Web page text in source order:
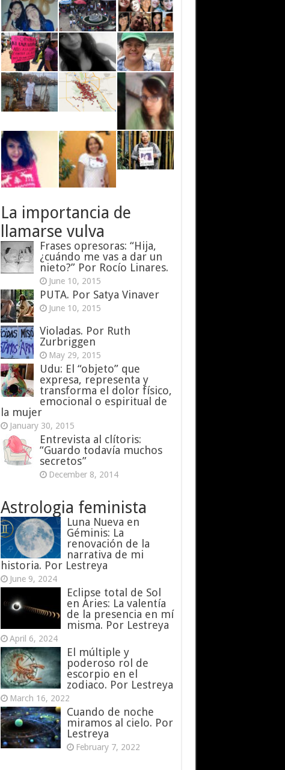
La importancia de
llamarse vulva
Frases opresoras: “Hija,
¿cuándo me vas a dar un
nieto?” Por Rocío Linares.
June 10, 2015
PUTA. Por Satya Vinaver
June 10, 2015
Violadas. Por Ruth
Zurbriggen
May 29, 2015
Udu: El “objeto” que
expresa, representa y
transforma el dolor físico,
emocional o espiritual de
la mujer
January 30, 2015
Entrevista al clítoris:
“Guardo todavía muchos
secretos”
December 8, 2014
Astrologia feminista
Luna Nueva en
Géminis: La
renovación de la
narrativa de mi
historia. Por Lestreya
June 9, 2024
Eclipse total de Sol
en Aries: La valentía
de la presencia en mí
misma. Por Lestreya
April 6, 2024
El múltiple y
poderoso rol de
escorpio en el
zodiaco. Por Lestreya
March 16, 2022
Cuando de noche
miramos al cielo. Por
Lestreya
February 7, 2022